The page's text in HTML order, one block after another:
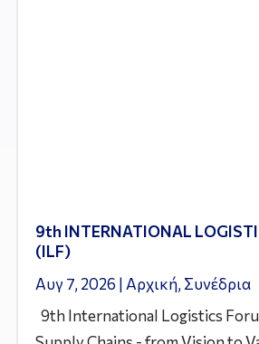
9th INTERNATIONAL
(ILF)
Αυγ 7, 2026 | Αρχική, Συνέδρια
9th International Logistics